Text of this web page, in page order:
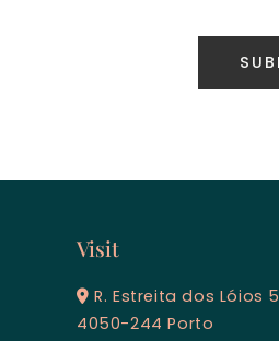
Visit
R. Estreita dos Lóios 5
4050-244 Porto